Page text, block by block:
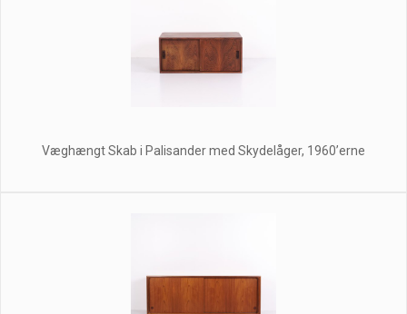
Væghængt Skab i Palisander med Skydelåger, 1960’erne